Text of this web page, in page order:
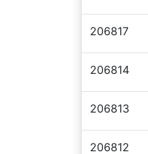
206817
206814
206813
206812